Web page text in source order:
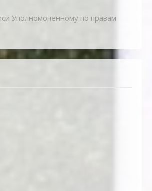
Уполномоченному по правам